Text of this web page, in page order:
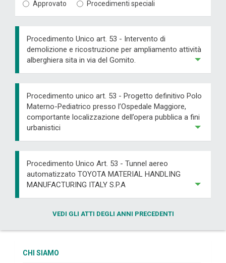
Approvato
Procedimenti speciali
Procedimento Unico art. 53 - Intervento di
demolizione e ricostruzione per ampliamento attività
alberghiera sita in via del Gomito.
Procedimento unico art. 53 - Progetto definitivo Polo
Materno-Pediatrico presso l’Ospedale Maggiore,
comportante localizzazione dell’opera pubblica a fini
urbanistici
Procedimento Unico Art. 53 - Tunnel aereo
automatizzato TOYOTA MATERIAL HANDLING
MANUFACTURING ITALY S.P.A
VEDI GLI ATTI DEGLI ANNI PRECEDENTI
CHI SIAMO